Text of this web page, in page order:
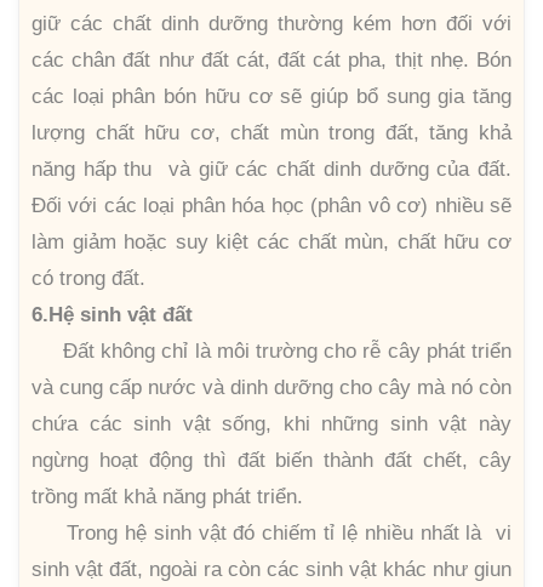
giữ các chất dinh dưỡng thường kém hơn đối với
các chân đất như đất cát, đất cát pha, thịt nhẹ. Bón
các loại phân bón hữu cơ sẽ giúp bổ sung gia tăng
lượng chất hữu cơ, chất mùn trong đất, tăng khả
năng hấp thu và giữ các chất dinh dưỡng của đất.
Đối với các loại phân hóa học (phân vô cơ) nhiều sẽ
làm giảm hoặc suy kiệt các chất mùn, chất hữu cơ
có trong đất.
6.Hệ sinh vật đất
Đất không chỉ là môi trường cho rễ cây phát triển
và cung cấp nước và dinh dưỡng cho cây mà nó còn
chứa các sinh vật sống, khi những sinh vật này
ngừng hoạt động thì đất biến thành đất chết, cây
trồng mất khả năng phát triển.
Trong hệ sinh vật đó chiếm tỉ lệ nhiều nhất là vi
sinh vật đất, ngoài ra còn các sinh vật khác như giun